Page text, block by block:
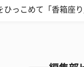
ひっこめて「香箱座